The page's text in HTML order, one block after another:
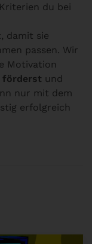
du bei
damit sie
passen. Wir
Motivation
förderst und
nur mit dem
erfolgreich